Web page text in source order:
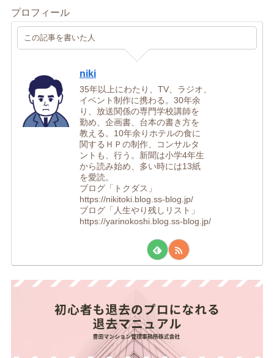
プロフィール
この記事を書いた人
niki
35年以上にわたり、TV、ラジオ、
イベント制作に携わる。30年余
り、放送関係の専門学校講師を
勤め、企画書、台本の書き方を
教える。10年余りホテルの食に
関するＨＰの制作、コンサルタ
ントも、行う。新聞は小学4年生
から読み始め、多い時には13紙
を愛読。
ブログ「トクダス」
https://nikitoki.blog.ss-blog.jp/
ブログ「人生やり残しリスト」
https://yarinokoshi.blog.ss-blog.jp/